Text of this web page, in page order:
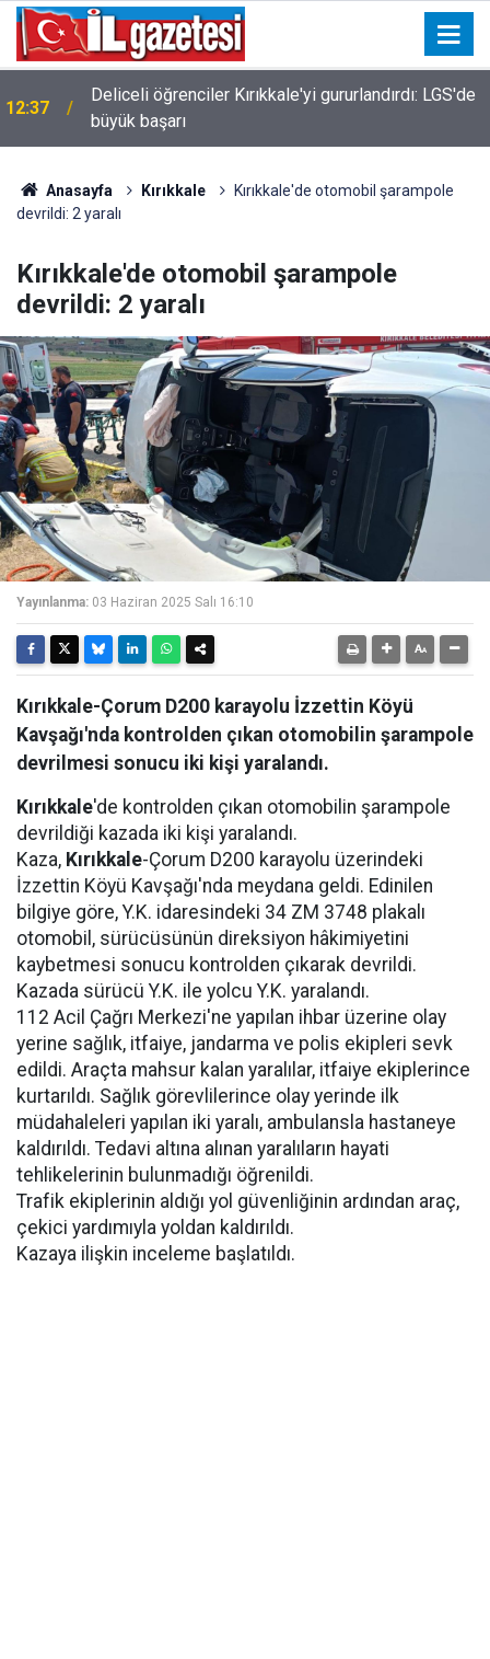
12:37
Deliceli öğrenciler Kırıkkale'yi gururlandırdı: LGS'de
büyük başarı
Anasayfa Kırıkkale
Kırıkkale'de otomobil şarampole
devrildi: 2 yaralı
Kırıkkale'de otomobil şarampole
devrildi: 2 yaralı
Yayınlanma: 03 Haziran 2025 Salı 16:10
Kırıkkale-Çorum D200 karayolu İzzettin Köyü
Kavşağı'nda kontrolden çıkan otomobilin şarampole
devrilmesi sonucu iki kişi yaralandı.
Kırıkkale'de kontrolden çıkan otomobilin şarampole
devrildiği kazada iki kişi yaralandı.
Kaza, Kırıkkale-Çorum D200 karayolu üzerindeki
İzzettin Köyü Kavşağı'nda meydana geldi. Edinilen
bilgiye göre, Y.K. idaresindeki 34 ZM 3748 plakalı
otomobil, sürücüsünün direksiyon hâkimiyetini
kaybetmesi sonucu kontrolden çıkarak devrildi.
Kazada sürücü Y.K. ile yolcu Y.K. yaralandı.
112 Acil Çağrı Merkezi'ne yapılan ihbar üzerine olay
yerine sağlık, itfaiye, jandarma ve polis ekipleri sevk
edildi. Araçta mahsur kalan yaralılar, itfaiye ekiplerince
kurtarıldı. Sağlık görevlilerince olay yerinde ilk
müdahaleleri yapılan iki yaralı, ambulansla hastaneye
kaldırıldı. Tedavi altına alınan yaralıların hayati
tehlikelerinin bulunmadığı öğrenildi.
Trafik ekiplerinin aldığı yol güvenliğinin ardından araç,
çekici yardımıyla yoldan kaldırıldı.
Kazaya ilişkin inceleme başlatıldı.